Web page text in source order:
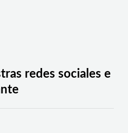
redes sociales e